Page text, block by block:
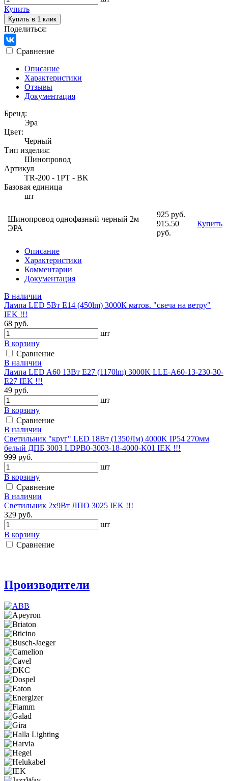
Купить
Купить в 1 клик
Поделиться:
Сравнение
Описание
Характеристики
Отзывы
Документация
Бренд:
Эра
Цвет:
Черный
Тип изделия:
Шинопровод
Артикул
TR-200 - 1PT - BK
Базовая единица
шт
Шинопровод однофазный черный 2м
ЭРА
925 руб.
915.50
руб.
Купить
Описание
Характеристики
Комментарии
Документация
В наличии
Лампа LED 5Вт Е14 (450lm) 3000К матов. "свеча на ветру"
IEK !!!
68 руб.
шт
В корзину
Сравнение
В наличии
Лампа LED A60 13Вт Е27 (1170lm) 3000K LLE-A60-13-230-30-
E27 IEK !!!
49 руб.
шт
В корзину
Сравнение
В наличии
Светильник "круг" LED 18Вт (1350Лм) 4000K IP54 270мм
белый ДПБ 3003 LDPB0-3003-18-4000-K01 IEK !!!
999 руб.
шт
В корзину
Сравнение
В наличии
Светильник 2x9Вт ЛПО 3025 IEK !!!
329 руб.
шт
В корзину
Сравнение
Производители